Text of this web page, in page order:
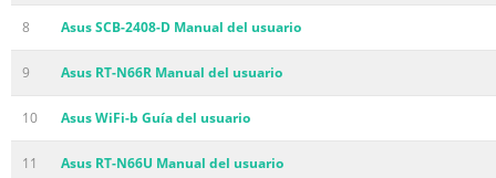
8 Asus SCB-2408-D Manual del usuario
9 Asus RT-N66R Manual del usuario
10 Asus WiFi-b Guía del usuario
11 Asus RT-N66U Manual del usuario